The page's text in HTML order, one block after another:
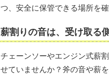
つ、安全に保管できる場所を確
薪割りの音は、受け取る
チェーンソーやエンジン式薪
せていませんか？斧の音や薪